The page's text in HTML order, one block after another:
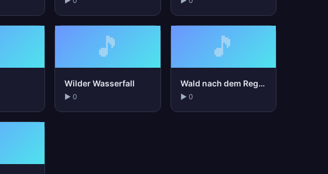
🎵
Wilder Wasserfall
▶ 0
🎵
Wald nach dem Regen
▶ 0